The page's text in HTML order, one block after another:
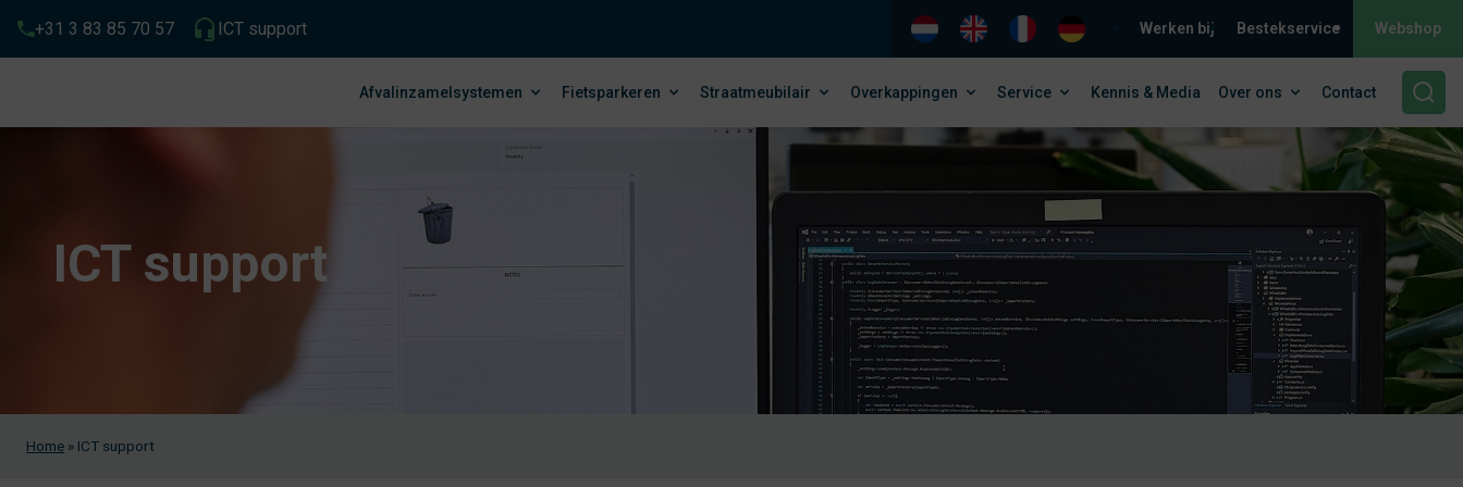
+31 3 83 85 70 57 ICT support Werken bij Bestekservice Webshop
Afvalinzamelsystemen Fietsparkeren Straatmeubilair Overkappingen Service Kennis & Media Over ons Contact
ICT support
Home » ICT support